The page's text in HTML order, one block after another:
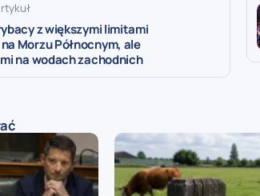
z większymi limitami
Morzu Północnym, ale
na wodach zachodnich